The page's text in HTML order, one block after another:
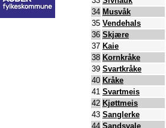
34 Musvåk
35 Vendehals
36 Skjære
37 Kaie
38 Kornkråke
39 Svartkråke
40 Kråke
41 Svartmeis
42 Kjøttmeis
43 Sanglerke
44 Sandsvale